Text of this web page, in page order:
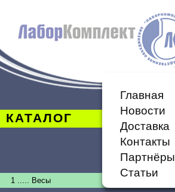
КАТАЛОГ
Главная
Новости
Доставка
Контакты
Партнёры
Статьи
1 ..... Весы